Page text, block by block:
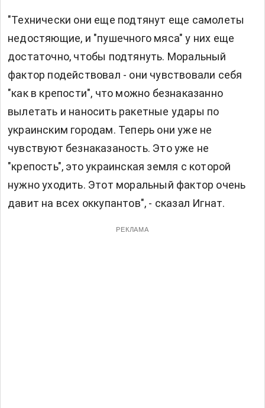
"Технически они еще подтянут еще самолеты
недостяющие, и "пушечного мяса" у них еще
достаточно, чтобы подтянуть. Моральный
фактор подействовал - они чувствовали себя
"как в крепости", что можно безнаказанно
вылетать и наносить ракетные удары по
украинским городам. Теперь они уже не
чувствуют безнаказаность. Это уже не
"крепость", это украинская земля с которой
нужно уходить. Этот моральный фактор очень
давит на всех оккупантов", - сказал Игнат.
РЕКЛАМА